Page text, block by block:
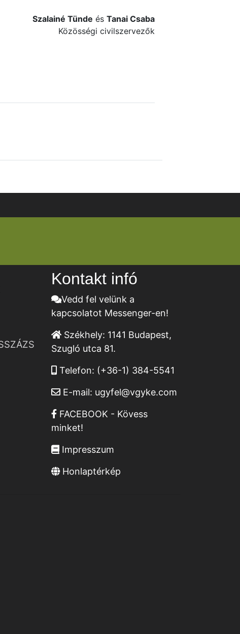
Szalainé Tünde és Tanai Csaba
Közösségi civilszervezők
Kontakt infó
Vedd fel velünk a
kapcsolatot Messenger-en!
Székhely: 1141 Budapest,
Szugló utca 81.
Telefon: (+36-1) 384-5541
E-mail: ugyfel@vgyke.com
FACEBOOK - Kövess
minket!
Impresszum
Honlaptérkép